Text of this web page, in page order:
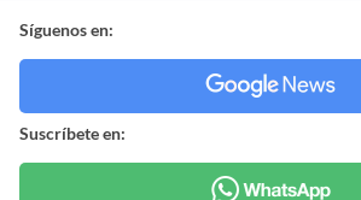
Síguenos en:
Suscríbete en: